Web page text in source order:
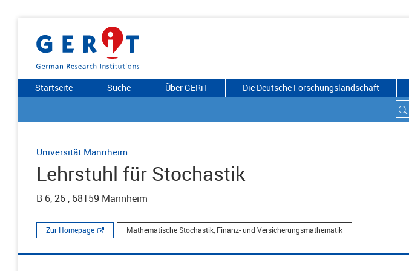
Startseite Suche Über GERiT Die Deutsche Forschungslandschaft
Universität Mannheim
Lehrstuhl für Stochastik
B 6, 26 , 68159 Mannheim
Zur Homepage Mathematische Stochastik, Finanz- und Versicherungsmathematik